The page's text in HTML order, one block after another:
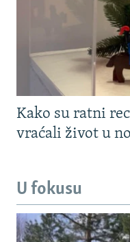
Kako su ratni
vraćali život u
U fokusu